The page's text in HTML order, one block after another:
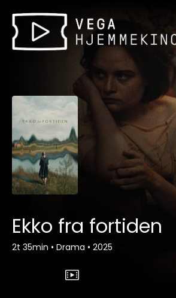
Tilgjengelighetslenker
Ekko fra fortiden
2t 35min • Drama • 2025